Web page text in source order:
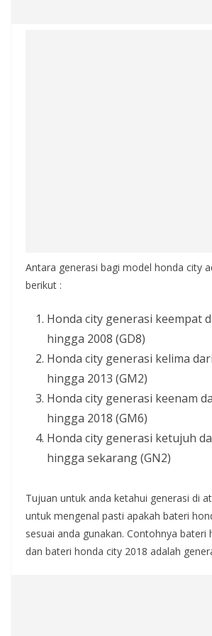
Antara generasi bagi model honda city
berikut :
Honda city generasi keempat
hingga 2008 (GD8)
Honda city generasi kelima
hingga 2013 (GM2)
Honda city generasi keenam
hingga 2018 (GM6)
Honda city generasi ketujuh
hingga sekarang (GN2)
Tujuan untuk anda ketahui generasi di
untuk mengenal pasti apakah bateri
sesuai anda gunakan. Contohnya bateri
dan bateri honda city 2018 adalah